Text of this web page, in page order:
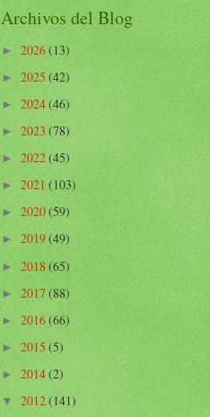
Archivos del Blog
►2026(13)
►2025(42)
►2024(46)
►2023(78)
►2022(45)
►2021(103)
►2020(59)
►2019(49)
►2018(65)
►2017(88)
►2016(66)
►2015(5)
►2014(2)
▼2012(141)